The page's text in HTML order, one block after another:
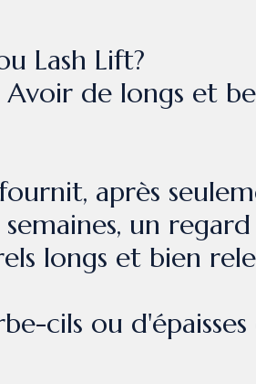
Lash Lift?
de longs et
après
un
longs et bien
cils ou d'épaisses